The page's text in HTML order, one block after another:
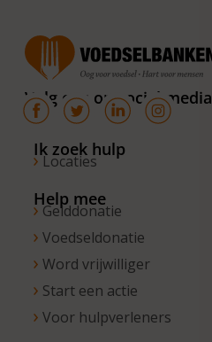
van 10.00 –
16.00 uur. Op
de vrijdagen
zijn wij
bereikbaar
van 10.00 –
Volg ons op social media
Ik zoek hulp
Locaties
Help mee
Gelddonatie
Voedseldonatie
Word vrijwilliger
Start een actie
Voor hulpverleners